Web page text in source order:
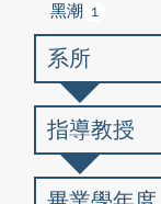
黑潮 1
系所
指導教授